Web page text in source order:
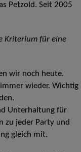
Petzold. Seit 2005
Kriterium für eine
wir noch heute.
wieder. Wichtig
Unterhaltung für
zu jeder Party und
gleich mit.